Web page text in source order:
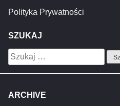
Polityka Prywatności
SZUKAJ
Szukaj:
ARCHIVE